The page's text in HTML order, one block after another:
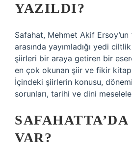
YAZILDI?
Safahat, Mehmet Akif Ersoy’un
arasında yayımladığı yedi
şiirleri bir araya getiren bir
en çok okunan şiir ve fikir
İçindeki şiirlerin konusu,
sorunları, tarihi ve dini
VAR?